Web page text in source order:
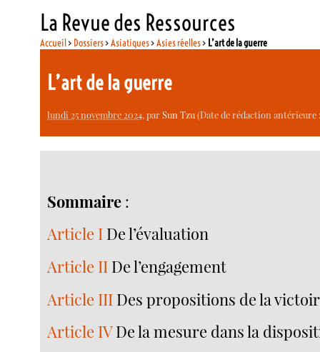
La Revue des Ressources
Accueil> Dossiers>Asiatiques>Asies réelles> L’art de la guerre
L’art de la guerre
lundi 25 novembre 2024, parSun Tzu(Date de rédaction antérieure
Sommaire :
Article I De l’évaluation
Article II De l’engagement
Article III Des propositions de la
Article IVDe la mesure dans la